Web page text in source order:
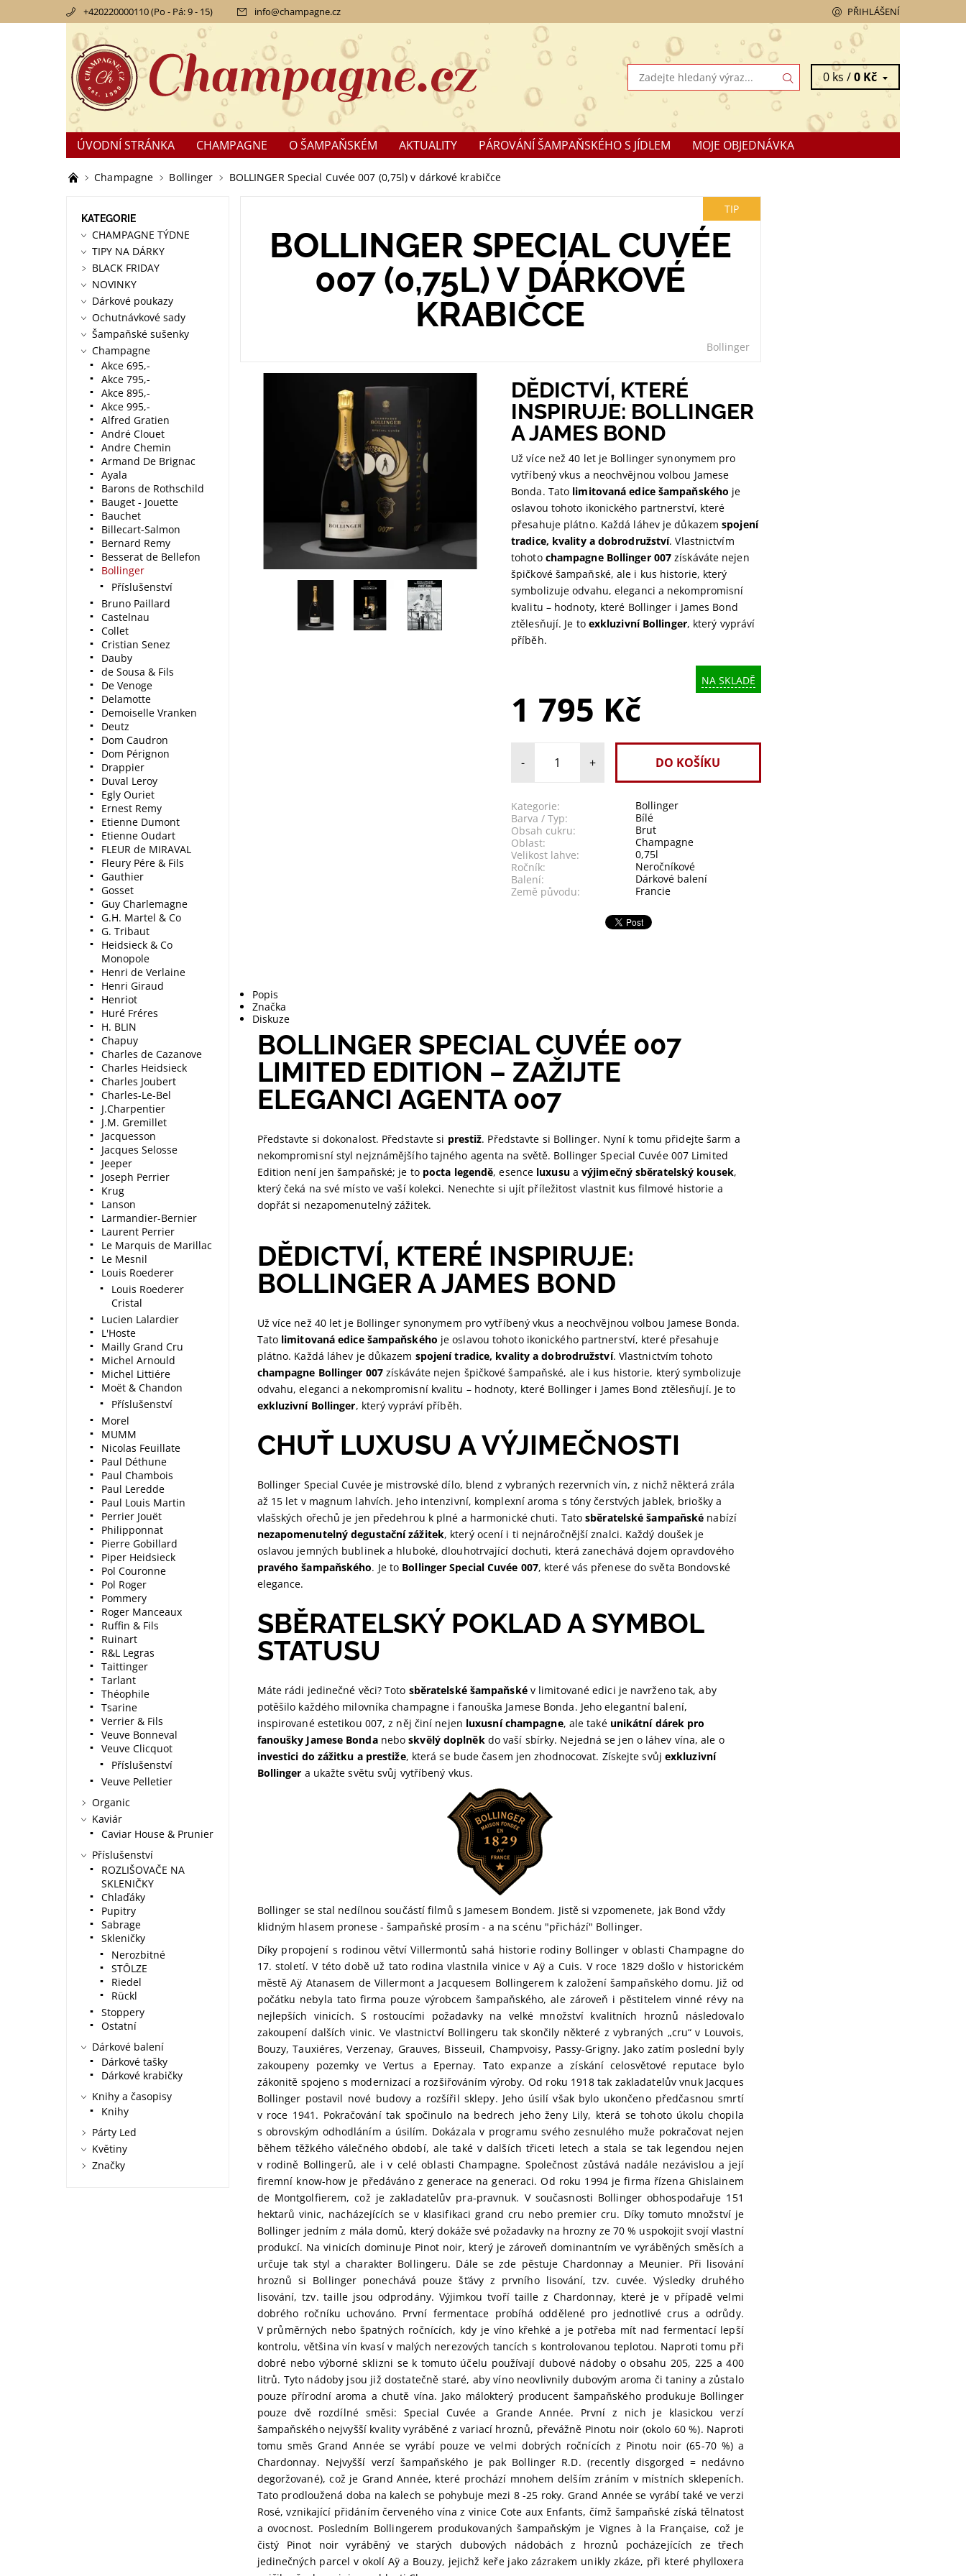
+420220000110 (Po - Pá: 9 - 15) info@champagne.cz PŘIHLÁŠENÍ
0 ks /0 Kč
ÚVODNÍ STRÁNKA CHAMPAGNE O ŠAMPAŇSKÉM AKTUALITY PÁROVÁNÍ ŠAMPAŇSKÉHO S JÍDLEM
MOJE OBJEDNÁVKA
KONTAKTY
OBCHODNÍ PODMÍNKY REKLAMACE
Champagne Bollinger BOLLINGER Special Cuvée 007 (0,75l) v dárkové krabičce
TIP
BOLLINGER SPECIAL CUVÉE
007 (0,75L) V DÁRKOVÉ
KRABIČCE
Bollinger
DĚDICTVÍ, KTERÉ
INSPIRUJE: BOLLINGER
A JAMES BOND
Už více než 40 let je Bollinger synonymem pro
vytříbený vkus a neochvějnou volbou Jamese
Bonda. Tato limitovaná edice šampaňského je
oslavou tohoto ikonického partnerství, které
přesahuje plátno. Každá láhev je důkazemspojení
tradice, kvality a dobrodružství. Vlastnictvím
tohoto champagne Bollinger 007 získáváte nejen
špičkové šampaňské, ale i kus historie, který
symbolizuje odvahu, eleganci a nekompromisní
kvalitu – hodnoty, které Bollinger i James Bond
ztělesňují. Je to exkluzivní Bollinger, který vypráví
příběh.
NA SKLADĚ
1 795 Kč
- +
Kategorie:
Bollinger
Barva / Typ:
Bílé
Obsah cukru:
Brut
Oblast:
Champagne
Velikost lahve:
0,75l
Ročník:
Neročníkové
Balení:
Dárkové balení
Země původu:
Francie
Popis
Značka
Diskuze
BOLLINGER SPECIAL CUVÉE 007
LIMITED EDITION – ZAŽIJTE
ELEGANCI AGENTA 007
Představte si dokonalost. Představte si prestiž. Představte si Bollinger. Nyní k tomu přidejte šarm a
nekompromisní styl nejznámějšího tajného agenta na světě. Bollinger Special Cuvée 007 Limited
Edition není jen šampaňské; je to pocta legendě, esence luxusuavýjimečný sběratelský kousek,
který čeká na své místo ve vaší kolekci. Nenechte si ujít příležitost vlastnit kus filmové historie a
dopřát si nezapomenutelný zážitek.
DĚDICTVÍ, KTERÉ INSPIRUJE:
BOLLINGER A JAMES BOND
Už více než 40 let je Bollinger synonymem pro vytříbený vkus a neochvějnou volbou Jamese Bonda.
Tato limitovaná edice šampaňského je oslavou tohoto ikonického partnerství, které přesahuje
plátno. Každá láhev je důkazem spojení tradice, kvality a dobrodružství. Vlastnictvím tohoto
champagne Bollinger 007získáváte nejen špičkové šampaňské, ale i kus historie, který symbolizuje
odvahu, eleganci a nekompromisní kvalitu – hodnoty, které Bollinger i James Bond ztělesňují. Je to
exkluzivní Bollinger, který vypráví příběh.
CHUŤ LUXUSU A VÝJIMEČNOSTI
Bollinger Special Cuvée je mistrovské dílo, blend z vybraných rezervních vín, z nichž některá zrála
až 15 let v magnum lahvích. Jeho intenzivní, komplexní aroma s tóny čerstvých jablek, briošky a
vlašských ořechů je jen předehrou k plné a harmonické chuti. Tatosběratelské šampaňské nabízí
nezapomenutelný degustační zážitek, který ocení i ti nejnáročnější znalci. Každý doušek je
oslavou jemných bublinek a hluboké, dlouhotrvající dochuti, která zanechává dojem opravdového
pravého šampaňského. Je to Bollinger Special Cuvée 007, které vás přenese do světa Bondovské
elegance.
SBĚRATELSKÝ POKLAD A SYMBOL
STATUSU
Máte rádi jedinečné věci? Toto sběratelské šampaňskév limitované edici je navrženo tak, aby
potěšilo každého milovníka champagne i fanouška Jamese Bonda. Jeho elegantní balení,
inspirované estetikou 007, z něj činí nejen luxusní champagne, ale také unikátní dárek pro
fanoušky Jamese Bondaneboskvělý doplněkdo vaší sbírky. Nejedná se jen o láhev vína, ale o
investici do zážitku a prestiže, která se bude časem jen zhodnocovat. Získejte svůj exkluzivní
Bollinger a ukažte světu svůj vytříbený vkus.
Bollinger se stal nedílnou součástí filmů s Jamesem Bondem. Jistě si vzpomenete, jak Bond vždy
klidným hlasem pronese - šampaňské prosím - a na scénu "přichází" Bollinger.
Díky propojení s rodinou větví Villermontů sahá historie rodiny Bollinger v oblasti Champagne do
17. století. V této době už tato rodina vlastnila vinice v Aÿ a Cuis. V roce 1829 došlo v historickém
městě Aÿ Atanasem de Villermont a Jacquesem Bollingerem k založení šampaňského domu. Již od
počátku nebyla tato firma pouze výrobcem šampaňského, ale zároveň i pěstitelem vinné révy na
nejlepších vinicích. S rostoucími požadavky na velké množství kvalitních hroznů následovalo
zakoupení dalších vinic. Ve vlastnictví Bollingeru tak skončily některé z vybraných „cru“ v Louvois,
Bouzy, Tauxiéres, Verzenay, Grauves, Bisseuil, Champvoisy, Passy-Grigny. Jako zatím poslední byly
zakoupeny pozemky ve Vertus a Epernay. Tato expanze a získání celosvětové reputace bylo
zákonitě spojeno s modernizací a rozšiřováním výroby. Od roku 1918 tak zakladatelův vnuk Jacques
Bollinger postavil nové budovy a rozšířil sklepy. Jeho úsilí však bylo ukončeno předčasnou smrtí
v roce 1941. Pokračování tak spočinulo na bedrech jeho ženy Lily, která se tohoto úkolu chopila
s obrovským odhodláním a úsilím. Dokázala v programu svého zesnulého muže pokračovat nejen
během těžkého válečného období, ale také v dalších třiceti letech a stala se tak legendou nejen
v rodině Bollingerů, ale i v celé oblasti Champagne. Společnost zůstává nadále nezávislou a její
firemní know-how je předáváno z generace na generaci. Od roku 1994 je firma řízena Ghislainem
de Montgolfierem, což je zakladatelův pra-pravnuk. V současnosti Bollinger obhospodařuje 151
hektarů vinic, nacházejících se v klasifikaci grand cru nebo premier cru. Díky tomuto množství je
Bollinger jedním z mála domů, který dokáže své požadavky na hrozny ze 70 % uspokojit svojí vlastní
produkcí. Na vinicích dominuje Pinot noir, který je zároveň dominantním ve vyráběných směsích a
určuje tak styl a charakter Bollingeru. Dále se zde pěstuje Chardonnay a Meunier. Při lisování
hroznů si Bollinger ponechává pouze šťávy z prvního lisování, tzv. cuvée. Výsledky druhého
lisování, tzv. taille jsou odprodány. Výjimkou tvoří taille z Chardonnay, které je v případě velmi
dobrého ročníku uchováno. První fermentace probíhá oddělené pro jednotlivé crus a odrůdy.
V průměrných nebo špatných ročnících, kdy je víno křehké a je potřeba mít nad fermentací lepší
kontrolu, většina vín kvasí v malých nerezových tancích s kontrolovanou teplotou. Naproti tomu při
dobré nebo výborné sklizni se k tomuto účelu používají dubové nádoby o obsahu 205, 225 a 400
litrů. Tyto nádoby jsou již dostatečně staré, aby víno neovlivnily dubovým aroma či taniny a zůstalo
pouze přírodní aroma a chutě vína. Jako málokterý producent šampaňského produkuje Bollinger
pouze dvě rozdílné směsi: Special Cuvée a Grande Année. První z nich je klasickou verzí
šampaňského nejvyšší kvality vyráběné z variací hroznů, převážně Pinotu noir (okolo 60 %). Naproti
tomu směs Grand Année se vyrábí pouze ve velmi dobrých ročnících z Pinotu noir (65-70 %) a
Chardonnay. Nejvyšší verzí šampaňského je pak Bollinger R.D. (recently disgorged = nedávno
degoržované), což je Grand Année, které prochází mnohem delším zráním v místních sklepeních.
Tato prodloužená doba na kalech se pohybuje mezi 8 -25 roky. Grand Année se vyrábí také ve verzi
Rosé, vznikající přidáním červeného vína z vinice Cote aux Enfants, čímž šampaňské získá tělnatost
a ovocnost. Posledním Bollingerem produkovaných šampaňským je Vignes à la Française, což je
čistý Pinot noir vyráběný ve starých dubových nádobách z hroznů pocházejících ze třech
jedinečných parcel v okolí Aÿ a Bouzy, jejichž keře jako zázrakem unikly zkáze, při které phylloxera
KATEGORIE
CHAMPAGNE TÝDNE
TIPY NA DÁRKY
BLACK FRIDAY
NOVINKY
Dárkové poukazy
Ochutnávkové sady
Šampaňské sušenky
Champagne
Akce 695,-
Akce 795,-
Akce 895,-
Akce 995,-
Alfred Gratien
André Clouet
Andre Chemin
Armand De Brignac
Ayala
Barons de Rothschild
Bauget - Jouette
Bauchet
Billecart-Salmon
Bernard Remy
Besserat de Bellefon
Bollinger
Příslušenství
Bruno Paillard
Castelnau
Collet
Cristian Senez
Dauby
de Sousa & Fils
De Venoge
Delamotte
Demoiselle Vranken
Deutz
Dom Caudron
Dom Pérignon
Drappier
Duval Leroy
Egly Ouriet
Ernest Remy
Etienne Dumont
Etienne Oudart
FLEUR de MIRAVAL
Fleury Pére & Fils
Gauthier
Gosset
Guy Charlemagne
G.H. Martel & Co
G. Tribaut
Heidsieck & Co
Monopole
Henri de Verlaine
Henri Giraud
Henriot
Huré Fréres
H. BLIN
Chapuy
Charles de Cazanove
Charles Heidsieck
Charles Joubert
Charles-Le-Bel
J.Charpentier
J.M. Gremillet
Jacquesson
Jacques Selosse
Jeeper
Joseph Perrier
Krug
Lanson
Larmandier-Bernier
Laurent Perrier
Le Marquis de Marillac
Le Mesnil
Louis Roederer
Louis Roederer
Cristal
Lucien Lalardier
L'Hoste
Mailly Grand Cru
Michel Arnould
Michel Littiére
Moët & Chandon
Příslušenství
Morel
MUMM
Nicolas Feuillate
Paul Déthune
Paul Chambois
Paul Leredde
Paul Louis Martin
Perrier Jouët
Philipponnat
Pierre Gobillard
Piper Heidsieck
Pol Couronne
Pol Roger
Pommery
Roger Manceaux
Ruffin & Fils
Ruinart
R&L Legras
Taittinger
Tarlant
Théophile
Tsarine
Verrier & Fils
Veuve Bonneval
Veuve Clicquot
Příslušenství
Veuve Pelletier
Organic
Kaviár
Caviar House & Prunier
Příslušenství
ROZLIŠOVAČE NA
SKLENIČKY
Chlaďáky
Pupitry
Sabrage
Skleničky
Nerozbitné
STÔLZE
Riedel
Rückl
Stoppery
Ostatní
Dárkové balení
Dárkové tašky
Dárkové krabičky
Knihy a časopisy
Knihy
Párty Led
Květiny
Značky